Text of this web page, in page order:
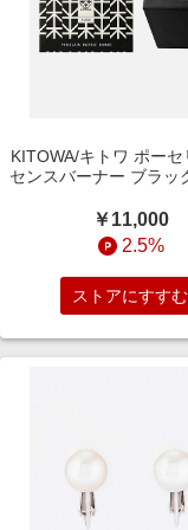
KITOWA/キトワ ポーセ
センスバーナー ブラッ
￥11,000
2.5%
ストアにすすむ